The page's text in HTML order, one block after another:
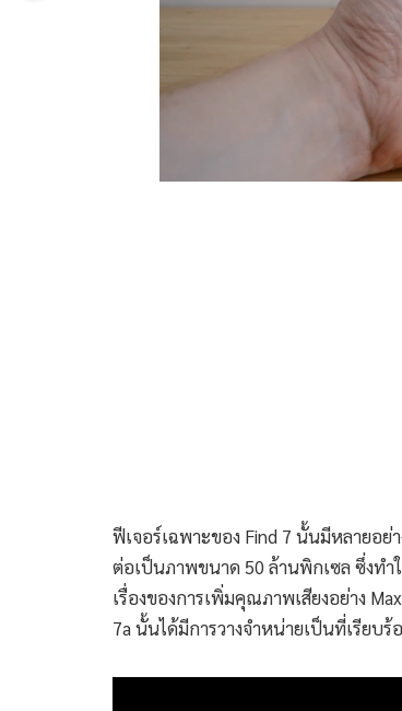
ฟีเจอร์เฉพาะของ Find 7 นั้นมีหลายอย่
ต่อเป็นภาพขนาด 50 ล้านพิกเซล ซึ่งทำ
เรื่องของการเพิ่มคุณภาพเสียงอย่าง
7a นั้นได้มีการวางจำหน่ายเป็นที่เรียบร้